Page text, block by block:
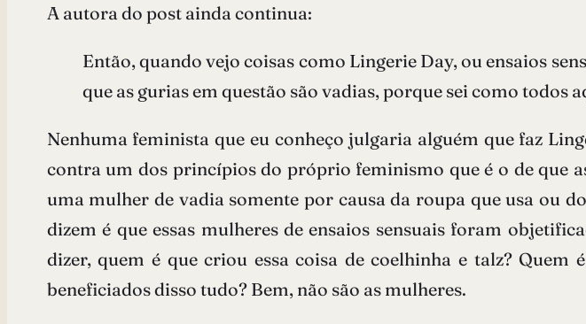
A autora do post ainda continua:
Então, quando vejo coisas como Lingerie Day, ou ensaios
que as gurias em questão são vadias, porque sei como todos
Nenhuma feminista que eu conheço julgaria alguém que faz
contra um dos princípios do próprio feminismo que é o de que
uma mulher de vadia somente por causa da roupa que usa ou
dizem é que essas mulheres de ensaios sensuais foram
dizer, quem é que criou essa coisa de coelhinha e talz?
beneficiados disso tudo? Bem, não são as mulheres.